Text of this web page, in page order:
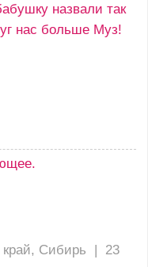
назвали так
нас больше Муз!
край, Сибирь | 23